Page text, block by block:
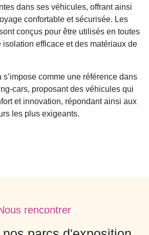
dans ses véhicules, offrant ainsi
confortable et sécurisée. Les
conçus pour être utilisés en toutes
isolation efficace et des matériaux de
comme une référence dans
cars, proposant des véhicules qui
et innovation, répondant ainsi aux
les plus exigeants.
rencontrer